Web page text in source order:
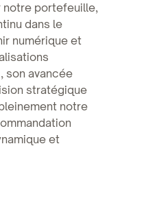
notre portefeuille,
dans le
numérique et
son avancée
stratégique
notre
et